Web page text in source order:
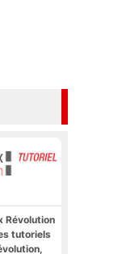
Révolution
tutoriels